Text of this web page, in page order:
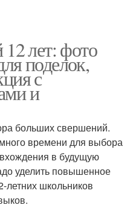
12 лет: фото
поделок,
с
и
больших свершений.
времени для выбора
в будущую
уделить повышенное
школьников